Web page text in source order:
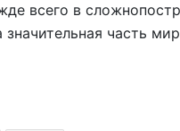
всего в
значительная часть